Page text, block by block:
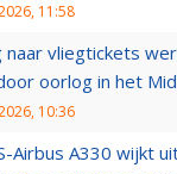
11:58
naar vliegtickets
oorlog in het
10:36
Airbus A330 wijkt